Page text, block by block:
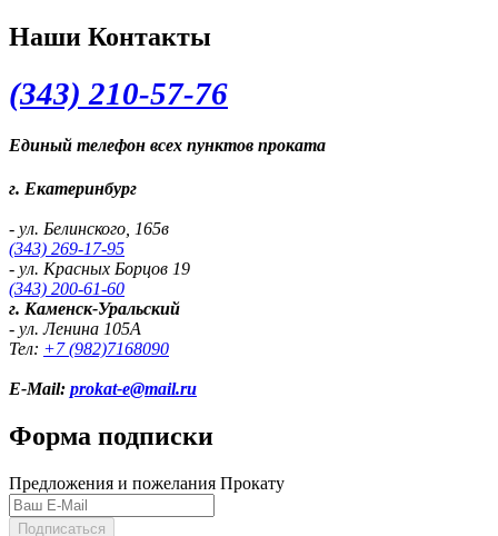
Наши Контакты
(343) 210-57-76
Единый телефон всех пунктов проката
г. Екатеринбург
- ул. Белинского, 165в
(343) 269-17-95
- ул. Красных Борцов 19
(343) 200-61-60
г. Каменск-Уральский
- ул. Ленина 105А
Тел: +7 (982)7168090
E-Mail: prokat-e@mail.ru
Форма подписки
Предложения и пожелания Прокату
Подписаться